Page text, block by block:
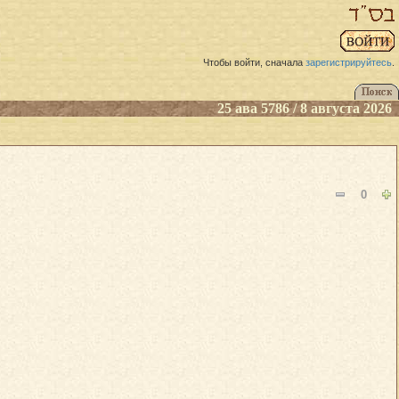
Чтобы войти, сначала зарегистрируйтесь.
25 ава 5786 / 8 августа 2026
0